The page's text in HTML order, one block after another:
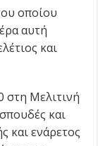
οποίου
αυτή
και
στη Μελιτινή
και
και ενάρετος